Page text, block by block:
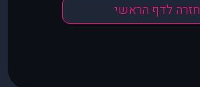
חזרה לדף הראשי